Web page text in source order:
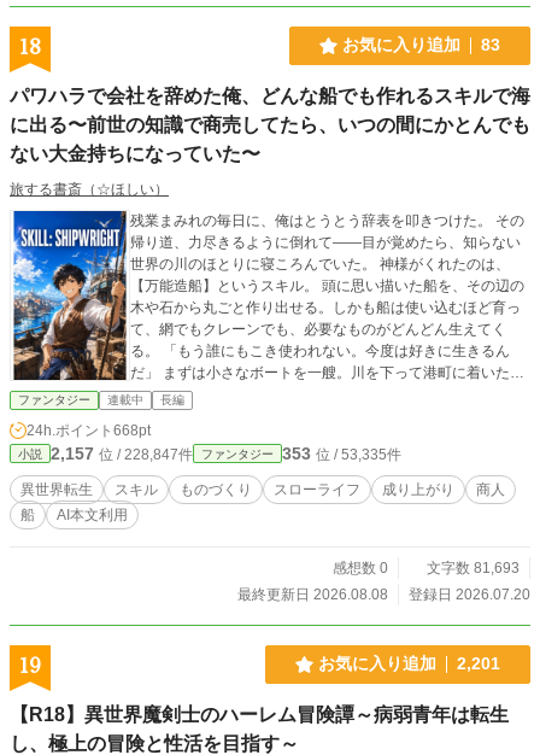
18 お気に入り追加 83
パワハラで会社を辞めた俺、どんな船でも作れるスキルで海
に出る〜前世の知識で商売してたら、いつの間にかとんでも
ない大金持ちになっていた〜
旅する書斎（☆ほしい）
残業まみれの毎日に、俺はとうとう辞表を叩きつけた。 その
帰り道、力尽きるように倒れて――目が覚めたら、知らない
世界の川のほとりに寝ころんでいた。 神様がくれたのは、
【万能造船】というスキル。 頭に思い描いた船を、その辺の
木や石から丸ごと作り出せる。しかも船は使い込むほど育っ
て、網でもクレーンでも、必要なものがどんどん生えてく
る。 「もう誰にもこき使われない。今度は好きに生きるん
だ」 まずは小さなボートを一艘。川を下って港町に着いた俺
は、前世の知識で燻製や魚の調味料を作って売ってみた。す
ると、これが飛ぶように売れる。大食いの用心棒に、川で助
けた女の子。気づけば船には、賑やかな仲間が増えていた。
売れたお金で船を大きくして、次の町へ。行く先々でうまい
ものを作っては商売を広げるうち――俺の財布は、いつの間
にか町ひとつ買えるほどに膨らんでいた。 会社に潰された俺
が、水の世界で船を育てて成り上がる。のんびり、痛快、成
ファンタジー 連載中 長編
24h.ポイント 668pt
小説 2,157 位 / 228,847件 ファンタジー 353 位 / 53,335件
異世界転生 スキル ものづくり スローライフ 成り上がり
商人
船
AI本文利用
感想数 0
文字数 81,693
最終更新日 2026.08.08
登録日 2026.07.20
19 お気に入り追加 2,201
【R18】異世界魔剣士のハーレム冒険譚～病弱青年は転生
し、極上の冒険と性活を目指す～